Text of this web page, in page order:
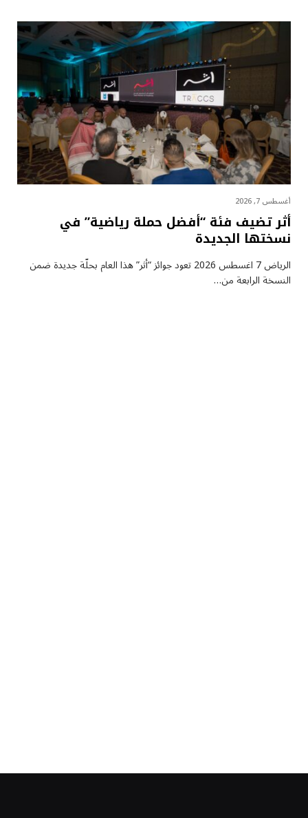
أغسطس 7, 2026
أثر تضيف فئة “أفضل حملة رياضية” في
نسختها الجديدة
الرياض 7 اغسطس 2026 تعود جوائز “أثر” هذا العام بحلّة جديدة ضمن
النسخة الرابعة من…